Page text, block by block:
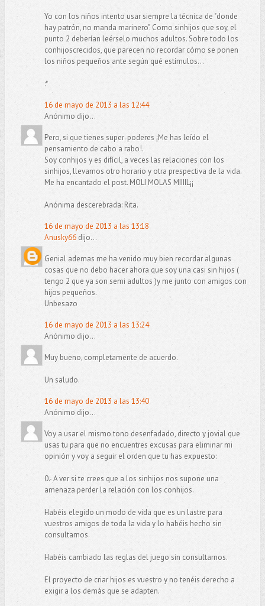
Yo con los niños intento usar siempre la técnica de "donde
hay patrón, no manda marinero". Como sinhijos que soy, el
punto 2 deberían leérselo muchos adultos. Sobre todo los
conhijoscrecidos, que parecen no recordar cómo se ponen
los niños pequeños ante según qué estímulos...
:*
16 de mayo de 2013 a las 12:44
Anónimo dijo...
Pero, si que tienes super-poderes ¡Me has leído el
pensamiento de cabo a rabo!.
Soy conhijos y es difícil, a veces las relaciones con los
sinhijos, llevamos otro horario y otra prespectiva de la vida.
Me ha encantado el post. MOLI MOLAS MIIIIL¡¡
Anónima descerebrada: Rita.
16 de mayo de 2013 a las 13:18
Anusky66dijo...
Genial ademas me ha venido muy bien recordar algunas
cosas que no debo hacer ahora que soy una casi sin hijos (
tengo 2 que ya son semi adultos )y me junto con amigos con
hijos pequeños.
Unbesazo
16 de mayo de 2013 a las 13:24
Anónimo dijo...
Muy bueno, completamente de acuerdo.
Un saludo.
16 de mayo de 2013 a las 13:40
Anónimo dijo...
Voy a usar el mismo tono desenfadado, directo y jovial que
usas tu para que no encuentres excusas para eliminar mi
opinión y voy a seguir el orden que tu has expuesto:
0.- A ver si te crees que a los sinhijos nos supone una
amenaza perder la relación con los conhijos.
Habéis elegido un modo de vida que es un lastre para
vuestros amigos de toda la vida y lo habéis hecho sin
consultarnos.
Habéis cambiado las reglas del juego sin consultarnos.
El proyecto de criar hijos es vuestro y no tenéis derecho a
exigir a los demás que se adapten.